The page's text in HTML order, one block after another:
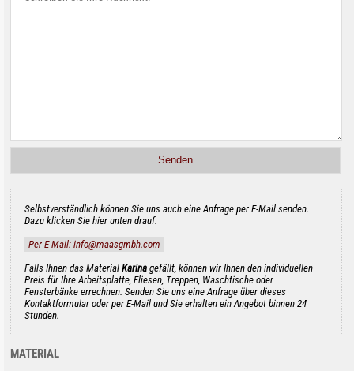
Selbstverständlich können Sie uns auch eine Anfrage per E-Mail senden.
Dazu klicken Sie hier unten drauf.
Per E-Mail: info@maasgmbh.com
Falls Ihnen das MaterialKarina gefällt, können wir Ihnen den individuellen
Preis für Ihre Arbeitsplatte, Fliesen, Treppen, Waschtische oder
Fensterbänke errechnen. Senden Sie uns eine Anfrage über dieses
Kontaktformular oder per E-Mail und Sie erhalten ein Angebot binnen 24
Stunden.
MATERIAL